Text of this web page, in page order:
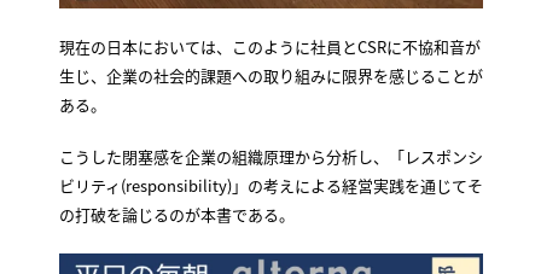
現在の日本においては、このように社員とCSRに不協和音が
生じ、企業の社会的課題への取り組みに限界を感じることが
ある。
こうした閉塞感を企業の組織原理から分析し、「レスポンシ
ビリティ(responsibility)」の考えによる経営実践を通じてそ
の打破を論じるのが本書である。